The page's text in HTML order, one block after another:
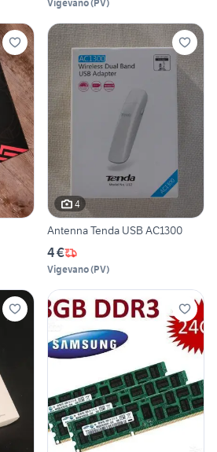
Vigevano(PV)
4
Antenna Tenda USB AC1300
4 €
Vigevano(PV)